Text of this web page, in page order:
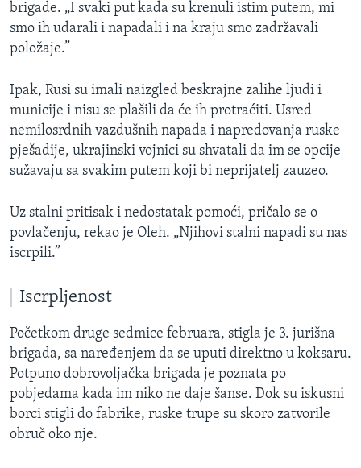
brigade. „I svaki put kada su krenuli istim putem, mi
smo ih udarali i napadali i na kraju smo zadržavali
položaje.”
Ipak, Rusi su imali naizgled beskrajne zalihe ljudi i
municije i nisu se plašili da će ih protraćiti. Usred
nemilosrdnih vazdušnih napada i napredovanja ruske
pješadije, ukrajinski vojnici su shvatali da im se opcije
sužavaju sa svakim putem koji bi neprijatelj zauzeo.
Uz stalni pritisak i nedostatak pomoći, pričalo se o
povlačenju, rekao je Oleh. „Njihovi stalni napadi su nas
iscrpili.”
Iscrpljenost
Početkom druge sedmice februara, stigla je 3. jurišna
brigada, sa naređenjem da se uputi direktno u koksaru.
Potpuno dobrovoljačka brigada je poznata po
pobjedama kada im niko ne daje šanse. Dok su iskusni
borci stigli do fabrike, ruske trupe su skoro zatvorile
obruč oko nje.